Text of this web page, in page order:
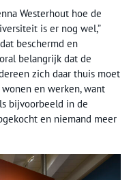
Westerhout hoe de
is er nog wel,”
beschermd en
belangrijk dat de
zich daar thuis moet
en werken, want
bijvoorbeeld in de
en niemand meer